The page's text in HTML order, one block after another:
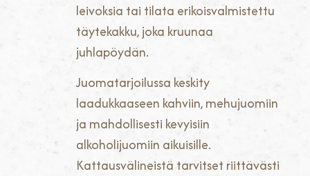
leivoksia tai tilata erikoisvalmistettu
täytekakku, joka kruunaa
juhlapöydän.
Juomatarjoilussa keskity
laadukkaaseen kahviin, mehujuomiin
ja mahdollisesti kevyisiin
alkoholijuomiin aikuisille.
Kattausvälineistä tarvitset riittävästi